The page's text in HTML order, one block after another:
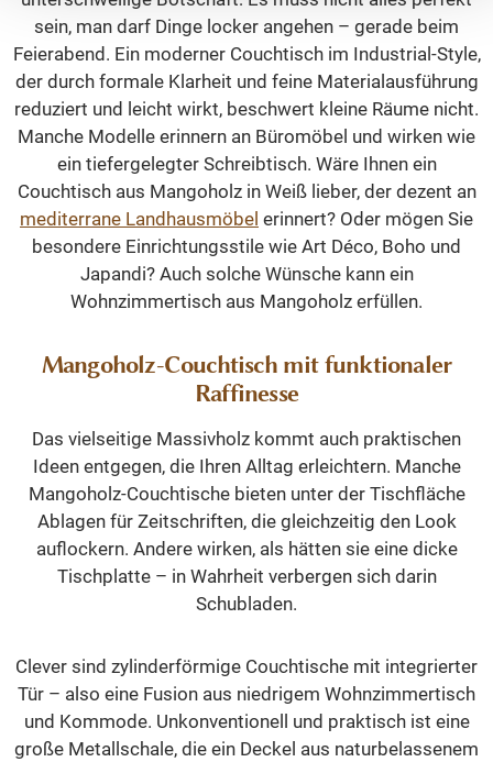
sein, man darf Dinge locker angehen – gerade beim
Feierabend. Ein moderner Couchtisch im Industrial-Style,
der durch formale Klarheit und feine Materialausführung
reduziert und leicht wirkt, beschwert kleine Räume nicht.
Manche Modelle erinnern an Büromöbel und wirken wie
ein tiefergelegter Schreibtisch. Wäre Ihnen ein
Couchtisch aus Mangoholz in Weiß lieber, der dezent an
mediterrane Landhausmöbel erinnert? Oder mögen Sie
besondere Einrichtungsstile wie Art Déco, Boho und
Japandi? Auch solche Wünsche kann ein
Wohnzimmertisch aus Mangoholz erfüllen.
Mangoholz-Couchtisch mit funktionaler
Raffinesse
Das vielseitige Massivholz kommt auch praktischen
Ideen entgegen, die Ihren Alltag erleichtern. Manche
Mangoholz-Couchtische bieten unter der Tischfläche
Ablagen für Zeitschriften, die gleichzeitig den Look
auflockern. Andere wirken, als hätten sie eine dicke
Tischplatte – in Wahrheit verbergen sich darin
Schubladen.
Clever sind zylinderförmige Couchtische mit integrierter
Tür – also eine Fusion aus niedrigem Wohnzimmertisch
und Kommode. Unkonventionell und praktisch ist eine
große Metallschale, die ein Deckel aus naturbelassenem